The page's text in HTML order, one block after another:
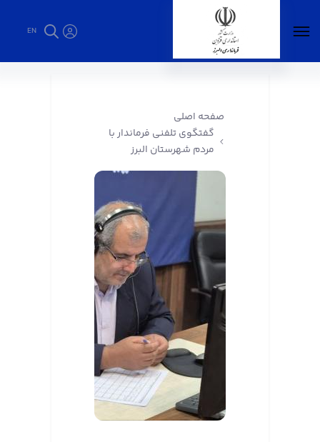
EN
صفحه اصلی
گفتگوی تلفنی فرماندار با
مردم شهرستان البرز